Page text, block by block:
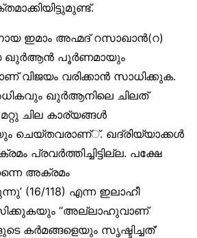
ഇമാം അഹ്മദ് റസാഖാന്‍(റ)
ഖുര്‍ആന്‍ പൂര്‍ണമായും
വിജയം വരിക്കാന്‍ സാധിക്കുക.
അധികവും ഖുര്‍ആനിലെ ചിലത്
ചില കാര്യങ്ങള്‍
ചെയ്തവരാണ്്. ഖദ്രിയ്യാക്കള്‍
പ്രവര്‍ത്തിച്ചിട്ടില്ല. പക്ഷേ
അക്രമം
(16/118) എന്ന ഇലാഹീ
“അല്ലാഹുവാണ്
കര്‍മങ്ങളെയും സൃഷ്ടിച്ചത്’